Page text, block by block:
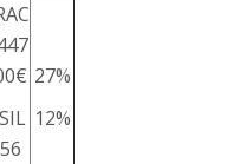
27%
12%